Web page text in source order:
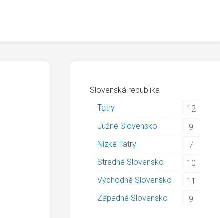
Slovenská republika
Tatry
12
Južné Slovensko
9
Nízke Tatry
7
Stredné Slovensko
10
Východné Slovensko
11
Západné Slovensko
9